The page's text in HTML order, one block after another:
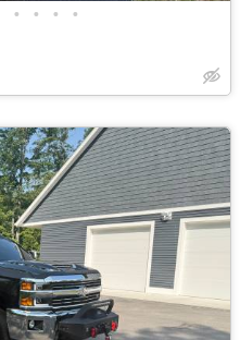
• • • •